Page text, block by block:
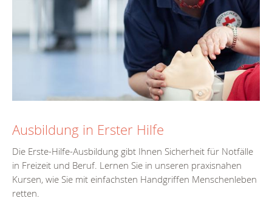
Ausbildung in Erster Hilfe
Die Erste-Hilfe-Ausbildung gibt Ihnen Sicherheit für Notfälle
in Freizeit und Beruf. Lernen Sie in unseren praxisnahen
Kursen, wie Sie mit einfachsten Handgriffen Menschenleben
retten.